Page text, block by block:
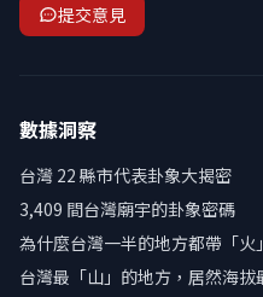
提交意見
數據洞察
台灣 22 縣市代表卦象大揭密
3,409 間台灣廟宇的卦象密碼
為什麼台灣一半的地方都帶「火
台灣最「山」的地方，居然海拔